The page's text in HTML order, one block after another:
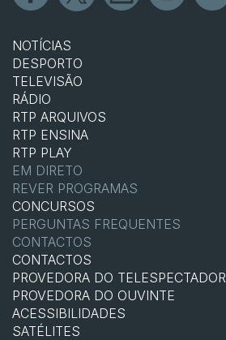
NOTÍCIAS
DESPORTO
TELEVISÃO
RÁDIO
RTP ARQUIVOS
RTP ENSINA
RTP PLAY
EM DIRETO
REVER PROGRAMAS
CONCURSOS
PERGUNTAS FREQUENTES
CONTACTOS
CONTACTOS
PROVEDORA DO TELESPECTADOR
PROVEDORA DO OUVINTE
ACESSIBILIDADES
SATÉLITES